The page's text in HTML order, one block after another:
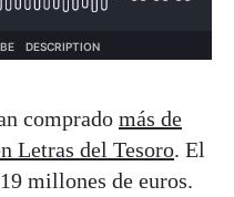
comprado más de
Letras del Tesoro. El
millones de euros.